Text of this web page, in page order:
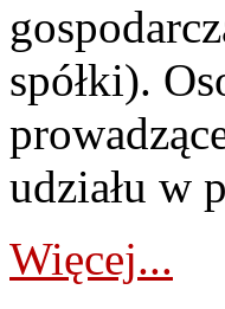
spółki).
udziału w
Więcej...